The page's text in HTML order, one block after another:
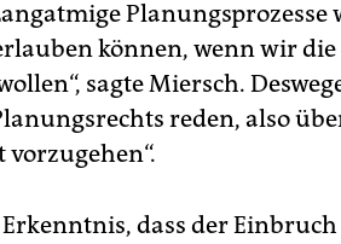
Planungsprozesse
können, wenn wir
sagte Miersch.
reden, also
dass der